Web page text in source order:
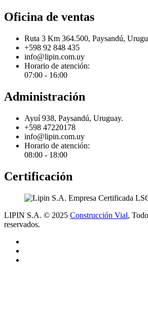
Oficina de ventas
Ruta 3 Km 364.500, Paysandú,
+598 92 848 435
info@lipin.com.uy
Horario de atención:
07:00 - 16:00
Administración
Ayuí 938, Paysandú, Uruguay.
+598 47220178
info@lipin.com.uy
Horario de atención:
08:00 - 18:00
Certificación
LIPIN S.A. © 2025 Construcción Vial,
reservados.